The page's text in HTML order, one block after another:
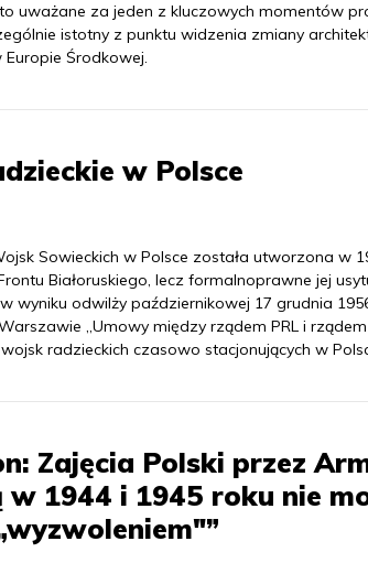
uważane za jeden z kluczowych momentów
istotny z punktu widzenia zmiany
Środkowej.
w Polsce
Sowieckich w Polsce została utworzona w
Białoruskiego, lecz formalnoprawne jej
wyniku odwilży październikowej 17 grudnia
„Umowy między rządem PRL i rządem
radzieckich czasowo stacjonujących w
Zajęcia Polski przez
w 1944 i 1945 roku nie